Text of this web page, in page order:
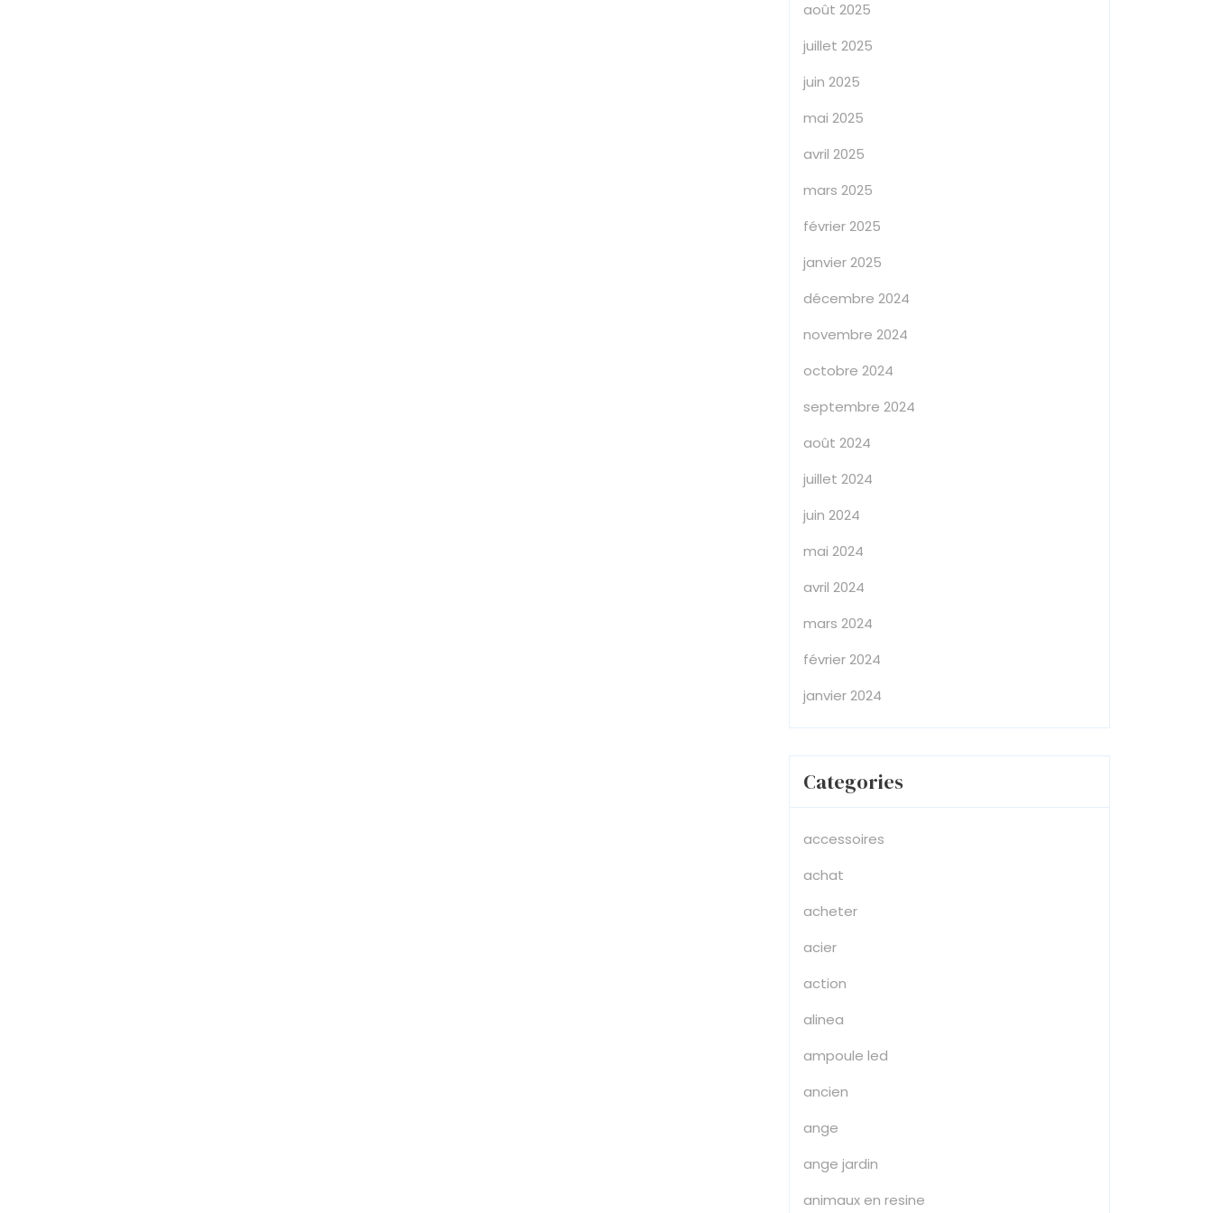
août 2025
juillet 2025
juin 2025
mai 2025
avril 2025
mars 2025
février 2025
janvier 2025
décembre 2024
novembre 2024
octobre 2024
septembre 2024
août 2024
juillet 2024
juin 2024
mai 2024
avril 2024
mars 2024
février 2024
janvier 2024
Categories
accessoires
achat
acheter
acier
action
alinea
ampoule led
ancien
ange
ange jardin
animaux en resine